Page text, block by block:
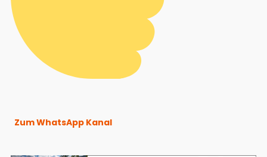
Zum WhatsApp Kanal